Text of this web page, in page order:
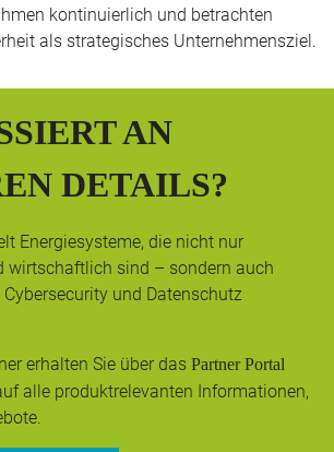
kontinuierlich und betrachten
als strategisches Unternehmensziel.
AN
DETAILS?
Energiesysteme, die nicht nur
wirtschaftlich sind – sondern auch
und Datenschutz
erhalten Sie über das Partner Portal
alle produktrelevanten Informationen,